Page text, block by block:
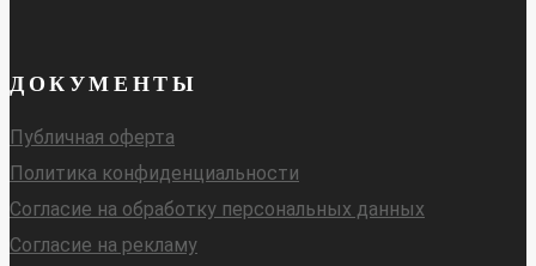
ДОКУМЕНТЫ
Публичная оферта
Политика конфиденциальности
Согласие на обработку персональных данных
Согласие на рекламу